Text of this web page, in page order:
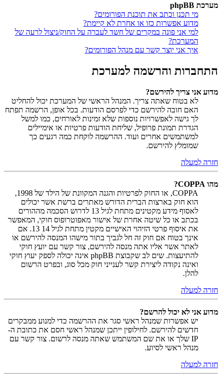
מערכת phpBB
מי תכנן וכתב את תוכנת הפורומים?
מדוע אפשרות כזו או אחרת לא קיימת?
למי אני פונה במקרים של חשד לעברה על החוק/ניצול לרעה של
המערכת?
איך אני יוצר קשר עם מנהל הפורומים?
התחברות והרשמה למערכת
מדוע אני צריך להירשם?
לא בטוח שאתה צריך. המנהל הראשי של המערכת יכול להחליט
האם חובה להירשם כדי לפרסם הודעות. בכל אופן, הרשמה תפתח
לך גישה לאפשרויות נוספות שלא זמינות לאורחים, כמו למשל
הגדרת תמונת פרופיל, שליחת הודעות פרטיות או אימיילים
למשתמשים אחרים ועוד. ההרשמה לוקחת כמה רגעים כך
שמומלץ להירשם.
חזרה למעלה
מהו COPPA?
COPPA, או החוק לפרטיות והגנה המקוונת של הילד של 1998,
הוא חוק בארצות הברית הדורש מאתרים ברשת אשר יכולים
לאסוף מידע מקטינים מתחת לגיל 13 לדרוש הסכמה מההורים
בכתב או כל שיטה אחרת של אישור מאפוטרופוס חוקי, המאפשר
את איסוף פרטי הזיהוי האישיים מקטין מתחת לגיל 14 13. אם
אינך בטוח אם חוק זה חל לגביך בתור מישהו המנסה להירשם או
לאתר אשר אליו אתה מנסה להירשם, צור קשר עם יועץ חוקי
להתיעצות. שים לב שקבוצת phpBB אינה יכולה לספק יעוץ חוקי
ואינה נקודה ליצירת קשר לענייני חוק מכל סוג, ובפרט הרשום
להלן.
חזרה למעלה
מדוע אני לא יכול להרשם?
יש אפשרות שמנהל ראשי סגר את ההרשמה כדי למנוע ממבקרים
חדשים להירשם. לחילופין ייתכן שמנהל ראשי חסם את כתובת ה-
IP שלך או את שם המשתמש שאתה מנסה לרשום. צור קשר עם
מנהל ראשי לסיוע.
חזרה למעלה